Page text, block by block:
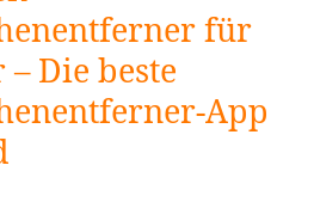
für
Die beste
App